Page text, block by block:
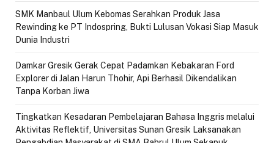
SMK Manbaul Ulum Kebomas Serahkan Produk Jasa
Rewinding ke PT Indospring, Bukti Lulusan Vokasi Siap Masuk
Dunia Industri
Damkar Gresik Gerak Cepat Padamkan Kebakaran Ford
Explorer di Jalan Harun Thohir, Api Berhasil Dikendalikan
Tanpa Korban Jiwa
Tingkatkan Kesadaran Pembelajaran Bahasa Inggris melalui
Aktivitas Reflektif, Universitas Sunan Gresik Laksanakan